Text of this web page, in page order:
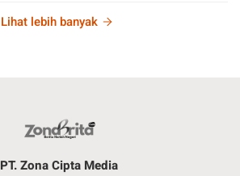
Lihat lebih banyak
PT. Zona Cipta Media